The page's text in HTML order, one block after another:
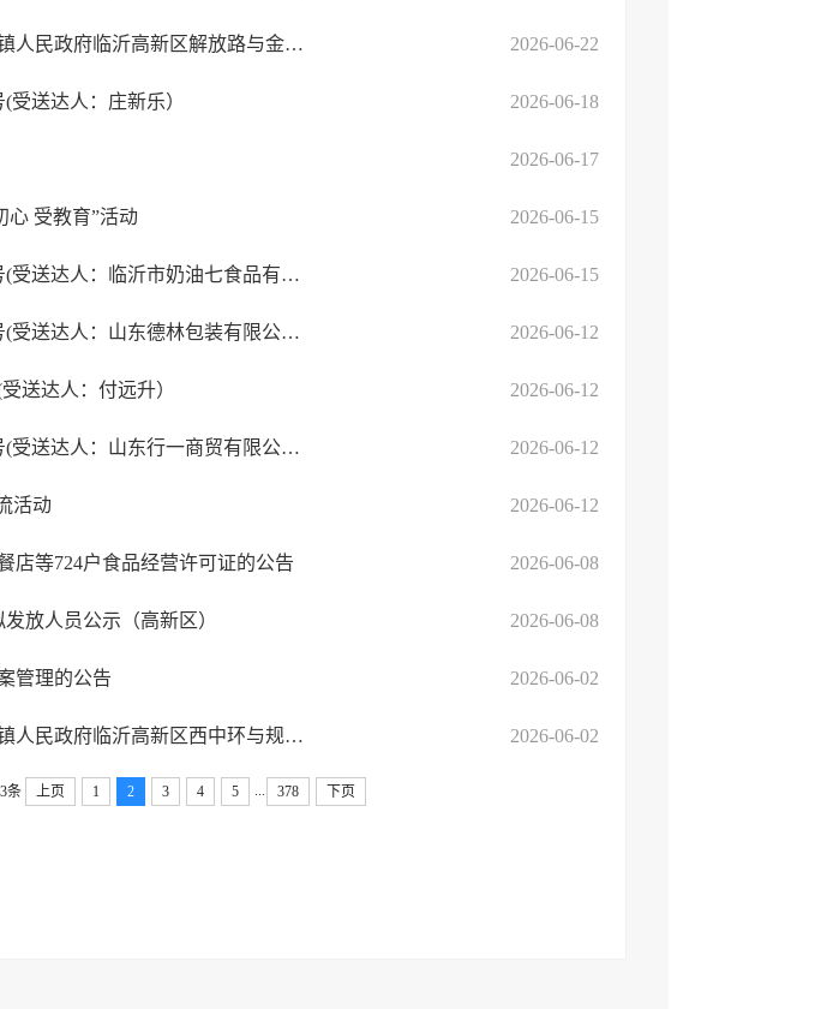
临沂高新技术产业开发区马厂湖镇人民政府临沂高新区解放路与金山路交会东南（DSXF ... 2026-06-22
受送达人：庄新乐） 2026-06-18
2026-06-17
心 受教育”活动 2026-06-15
临高劳人仲案字﹝2025﹞第803号(受送达人：临沂市奶油七食品有限公司） 2026-06-15
临高劳人仲裁字﹝2025﹞第799号(受送达人：山东德林包装有限公司） 2026-06-12
送达人：付远升） 2026-06-12
临高劳人仲案字﹝2026﹞第204号(受送达人：山东行一商贸有限公司） 2026-06-12
活动 2026-06-12
店等724户食品经营许可证的公告 2026-06-08
放人员公示（高新区） 2026-06-08
管理的公告 2026-06-02
临沂高新技术产业开发区马厂湖镇人民政府临沂高新区西中环与规划六路交会东北（ZKZ... 2026-06-02
条 上页 1 2 3 4 5 378 下页